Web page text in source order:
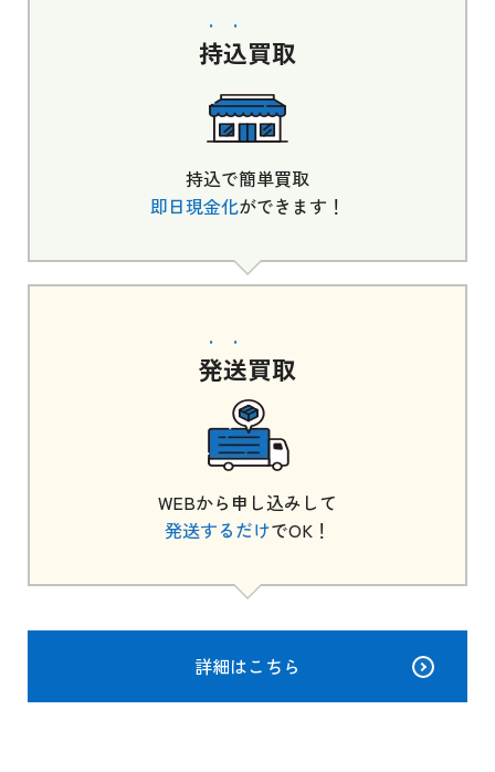
持込買取
持込で簡単買取
即日現金化ができます！
発送買取
WEBから申し込みして
発送するだけでOK！
詳細はこちら